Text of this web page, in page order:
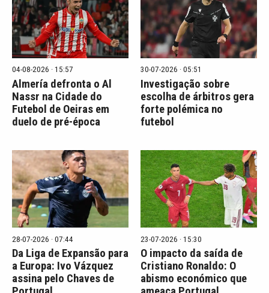
04-08-2026 · 15:57
Almería defronta o Al
Nassr na Cidade do
Futebol de Oeiras em
duelo de pré-época
30-07-2026 · 05:51
Investigação sobre
escolha de árbitros gera
forte polémica no
futebol
28-07-2026 · 07:44
Da Liga de Expansão para
a Europa: Ivo Vázquez
assina pelo Chaves de
23-07-2026 · 15:30
O impacto da saída de
Cristiano Ronaldo: O
abismo económico que